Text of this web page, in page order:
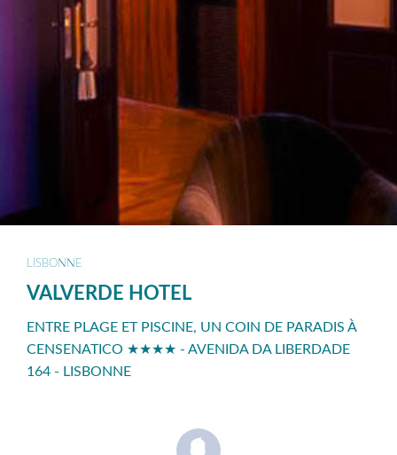
LISBONNE
VALVERDE HOTEL
ENTRE PLAGE ET PISCINE, UN COIN DE PARADIS À
CENSENATICO ★★★★ - AVENIDA DA LIBERDADE
164 - LISBONNE